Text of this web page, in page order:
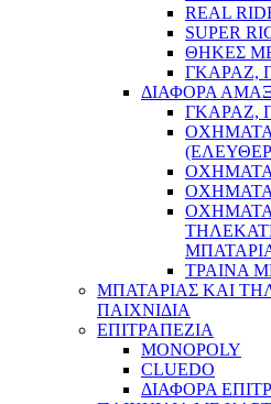
REAL
SUPER
ΘΗΚΕΣ
ΓΚΑΡΑΖ,
ΔΙΑΦΟΡΑ
ΓΚΑΡΑΖ,
ΟΧΗΜΑΤΑ
ΟΧΗΜΑΤΑ
ΟΧΗΜΑΤΑ
ΟΧΗΜΑΤΑ
ΤΡΑΙΝΑ
ΜΠΑΤΑΡΙΑΣ ΚΑΙ
ΠΑΙΧΝΙΔΙΑ
ΕΠΙΤΡΑΠΕΖΙΑ
MONOPOLY
CLUEDO
ΔΙΑΦΟΡΑ